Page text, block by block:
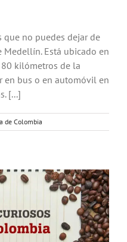
que no puedes dejar de
Está ubicado en
kilómetros de la
en bus o en automóvil en
[...]
de Colombia